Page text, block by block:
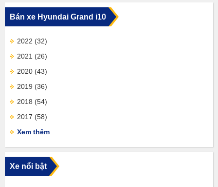
Bán xe Hyundai Grand i10
2022 (32)
2021 (26)
2020 (43)
2019 (36)
2018 (54)
2017 (58)
Xem thêm
Xe nổi bật